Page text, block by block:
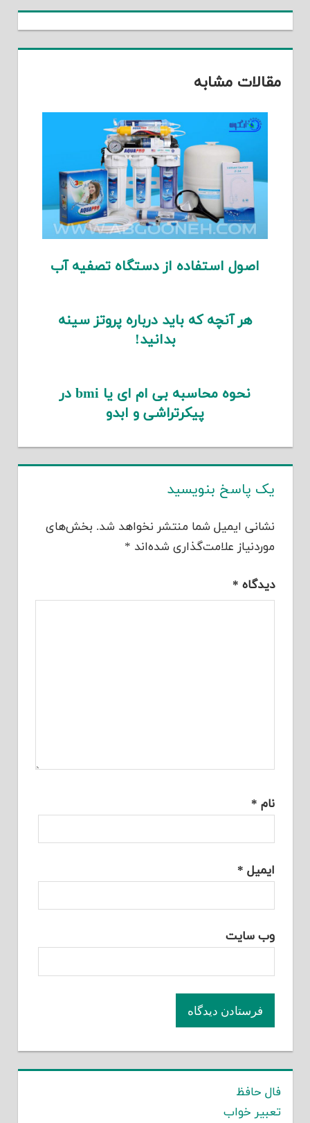
مقالات مشابه
اصول استفاده از دستگاه تصفیه آب
هر آنچه که باید درباره پروتز سینه
بدانید!
نحوه محاسبه بی ام ای یا bmi در
پیکرتراشی و ابدو
یک پاسخ بنویسید
نشانی ایمیل شما منتشر نخواهد شد. بخش‌های
موردنیاز علامت‌گذاری شده‌اند *
دیدگاه *
نام *
ایمیل *
وب‌ سایت
فال حافظ
تعبیر خواب